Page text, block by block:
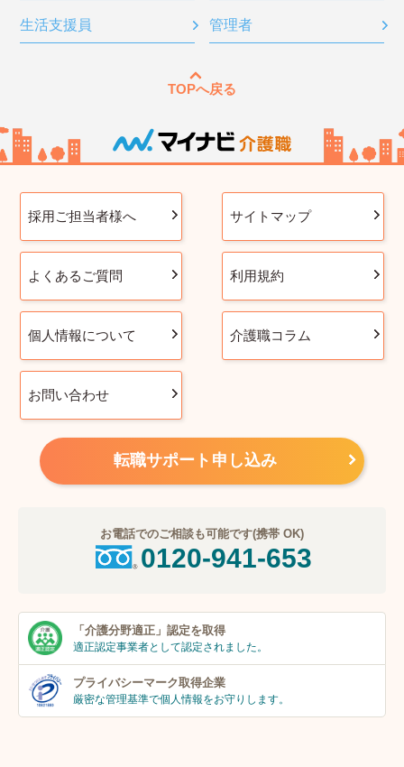
生活支援員 管理者
TOPへ戻る
採用ご担当者様へ サイトマップ
よくあるご質問 利用規約
個人情報について 介護職コラム
お問い合わせ
転職サポート申し込み
お電話でのご相談も可能です(携帯 OK)
0120-941-653
「介護分野適正」 認定を取得
適正認定事業者として認定されました。
プライバシーマーク取得企業
厳密な管理基準で個人情報をお守りします。